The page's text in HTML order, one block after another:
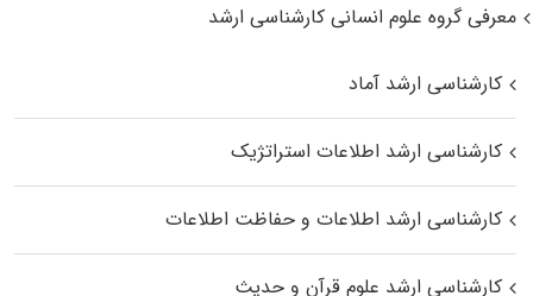
معرفی گروه علوم انسانی کارشناسی ارشد
کارشناسی ارشد آماد
کارشناسی ارشد اطلاعات استراتژیک
کارشناسی ارشد اطلاعات و حفاظت اطلاعات
کارشناسی ارشد علوم قرآن و حدیث